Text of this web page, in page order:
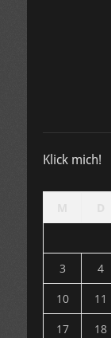
Klick mich!
3
4
10
11
17
18